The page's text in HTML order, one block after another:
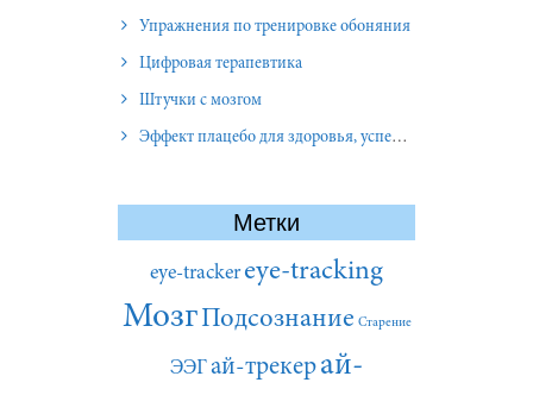
Упражнения по тренировке обоняния
Цифровая терапевтика
Штучки с мозгом
Эффект плацебо для здоровья, успеха и отношений
Метки
eye-tracker eye-tracking
МозгПодсознание Старение
ЭЭГай-трекерай-